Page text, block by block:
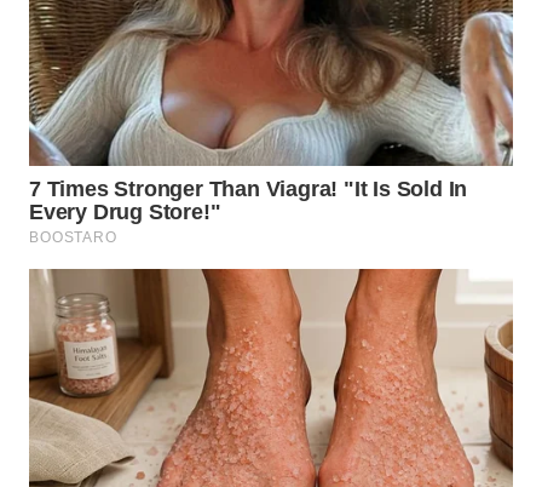
WN
SIMALUNGUN
WN
LABUHANBATU
WN
TAPANULI
WN DELI
SERDANG
WN
TEBING
TINGGI